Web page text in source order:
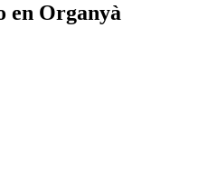
en Organyà